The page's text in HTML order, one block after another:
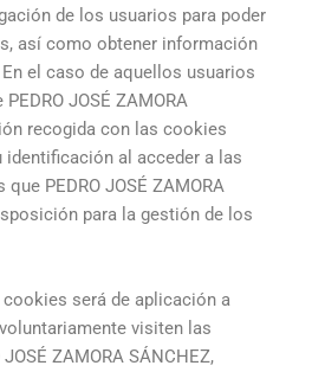
de los usuarios para poder
así como obtener información
el caso de aquellos usuarios
JOSÉ ZAMORA
recogida con las cookies
identificación al acceder a las
PEDRO JOSÉ ZAMORA
para la gestión de los
será de aplicación a
visiten las
ZAMORA SÁNCHEZ,